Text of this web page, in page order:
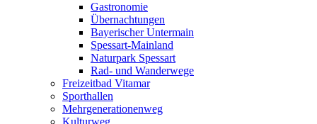
Gastronomie
Übernachtungen
Bayerischer Untermain
Spessart-Mainland
Naturpark Spessart
Rad- und Wanderwege
Freizeitbad Vitamar
Sporthallen
Mehrgenerationenweg
Kulturweg